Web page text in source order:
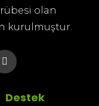
olan
kurulmuştur.
Destek